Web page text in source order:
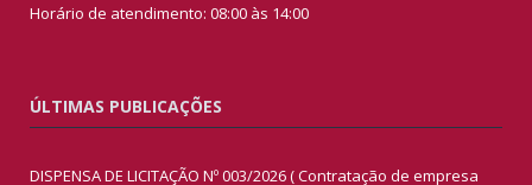
Horário de atendimento: 08:00 às 14:00
ÚLTIMAS PUBLICAÇÕES
DISPENSA DE LICITAÇÃO Nº 003/2026 ( Contratação de empresa